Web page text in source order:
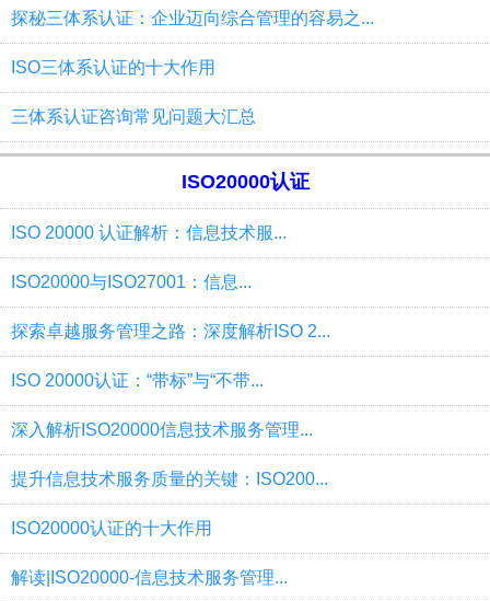
探秘三体系认证：企业迈向综合管理的容易之...
ISO三体系认证的十大作用
三体系认证咨询常见问题大汇总
ISO20000认证
ISO 20000 认证解析：信息技术服...
ISO20000与ISO27001：信息...
探索卓越服务管理之路：深度解析ISO 2...
ISO 20000认证：“带标”与“不带...
深入解析ISO20000信息技术服务管理...
提升信息技术服务质量的关键：ISO200...
ISO20000认证的十大作用
解读|ISO20000-信息技术服务管理...